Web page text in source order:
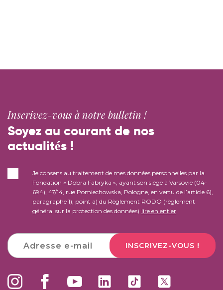
Inscrivez-vous à notre bulletin !
Soyez au courant de nos
actualités !
Je consens au traitement de mes données personnelles par la
Fondation « Dobra Fabryka », ayant son siège à Varsovie (04-
694), 47/14, rue Pomiechowska, Pologne, en vertu de l’article 6),
paragraphe 1), point a) du Règlement RODO (règlement
général sur la protection des données) lire en entier
INSCRIVEZ-VOUS !